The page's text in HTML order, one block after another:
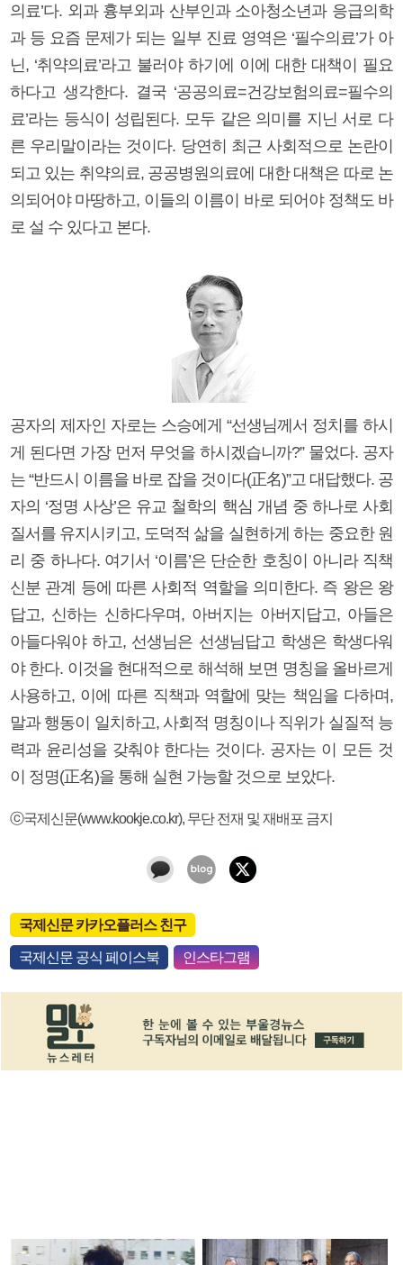
의료’다. 외과 흉부외과 산부인과 소아청소년과 응급의학
과 등 요즘 문제가 되는 일부 진료 영역은 ‘필수의료’가 아
닌, ‘취약의료’라고 불러야 하기에 이에 대한 대책이 필요
하다고 생각한다. 결국 ‘공공의료=건강보험의료=필수의
료’라는 등식이 성립된다. 모두 같은 의미를 지닌 서로 다
른 우리말이라는 것이다. 당연히 최근 사회적으로 논란이
되고 있는 취약의료, 공공병원의료에 대한 대책은 따로 논
의되어야 마땅하고, 이들의 이름이 바로 되어야 정책도 바
로 설 수 있다고 본다.
공자의 제자인 자로는 스승에게 “선생님께서 정치를 하시
게 된다면 가장 먼저 무엇을 하시겠습니까?” 물었다. 공자
는 “반드시 이름을 바로 잡을 것이다(正名)”고 대답했다. 공
자의 ‘정명 사상’은 유교 철학의 핵심 개념 중 하나로 사회
질서를 유지시키고, 도덕적 삶을 실현하게 하는 중요한 원
리 중 하나다. 여기서 ‘이름’은 단순한 호칭이 아니라 직책
신분 관계 등에 따른 사회적 역할을 의미한다. 즉 왕은 왕
답고, 신하는 신하다우며, 아버지는 아버지답고, 아들은
아들다워야 하고, 선생님은 선생님답고 학생은 학생다워
야 한다. 이것을 현대적으로 해석해 보면 명칭을 올바르게
사용하고, 이에 따른 직책과 역할에 맞는 책임을 다하며,
말과 행동이 일치하고, 사회적 명칭이나 직위가 실질적 능
력과 윤리성을 갖춰야 한다는 것이다. 공자는 이 모든 것
이 정명(正名)을 통해 실현 가능할 것으로 보았다.
ⓒ국제신문(www.kookje.co.kr), 무단 전재 및 재배포 금지
국제신문 카카오플러스 친구
국제신문 공식 페이스북 인스타그램